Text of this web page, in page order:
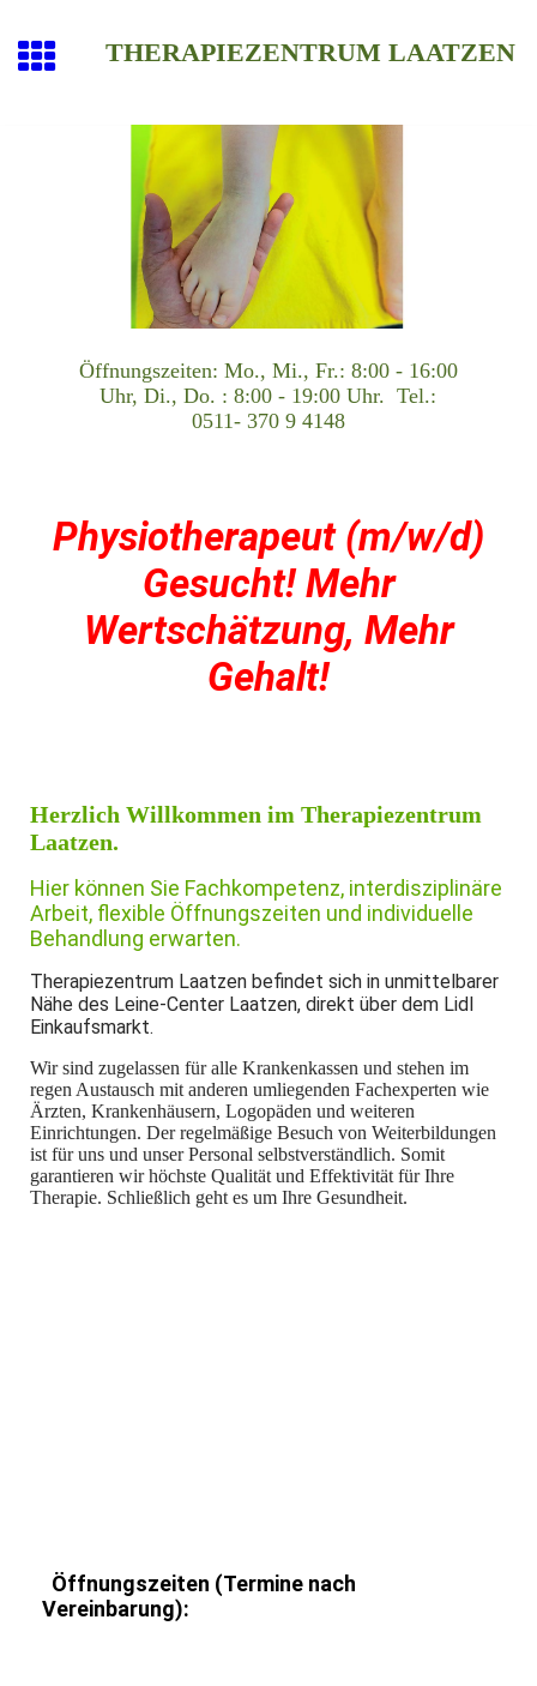
THERAPIEZENTRUM LAATZEN
Öffnungszeiten: Mo., Mi., Fr.: 8:00 - 16:00
Uhr, Di., Do. : 8:00 - 19:00 Uhr. Tel.:
0511- 370 9 4148
Physiotherapeut (m/w/d)
Gesucht! Mehr
Wertschätzung, Mehr
Gehalt!
Herzlich Willkommen im Therapiezentrum
Laatzen.
Hier können Sie Fachkompetenz, interdisziplinäre
Arbeit, flexible Öffnungszeiten und individuelle
Behandlung erwarten.
Therapiezentrum Laatzen befindet sich in unmittelbarer
Nähe des Leine-Center Laatzen, direkt über dem Lidl
Einkaufsmarkt.
Wir sind zugelassen für alle Krankenkassen und stehen im
regen Austausch mit anderen umliegenden Fachexperten wie
Ärzten, Krankenhäusern, Logopäden und weiteren
Einrichtungen. Der regelmäßige Besuch von Weiterbildungen
ist für uns und unser Personal selbstverständlich. Somit
garantieren wir höchste Qualität und Effektivität für Ihre
Therapie. Schließlich geht es um Ihre Gesundheit.
Öffnungszeiten (Termine nach
Vereinbarung):